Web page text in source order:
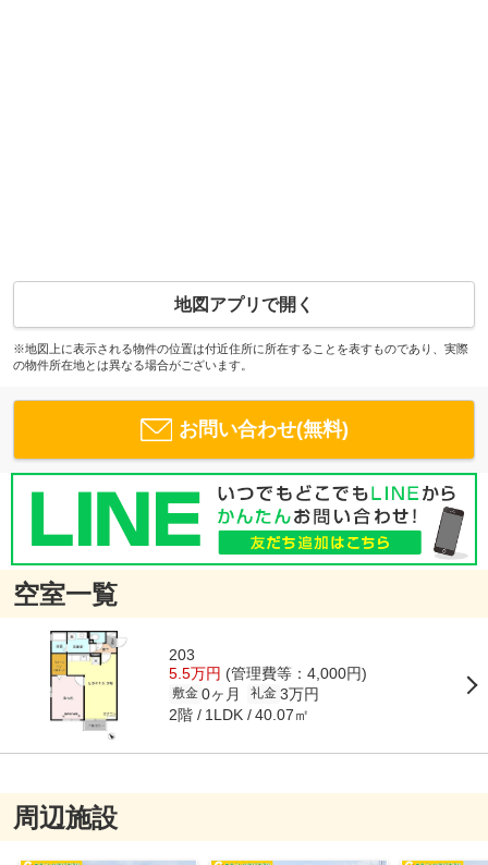
地図アプリで開く
※地図上に表示される物件の位置は付近住所に所在することを表すものであり、実際
の物件所在地とは異なる場合がございます。
お問い合わせ(無料)
空室一覧
203
5.5万円 (管理費等：4,000円)
敷金 0ヶ月 礼金 3万円
2階 1LDK 40.07㎡
周辺施設